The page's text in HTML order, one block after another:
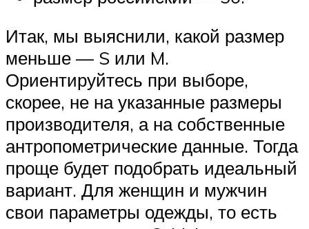
Итак, мы выяснили, какой размер
меньше — S или M.
Ориентируйтесь при выборе,
скорее, не на указанные размеры
производителя, а на собственные
антропометрические данные. Тогда
проще будет подобрать идеальный
вариант. Для женщин и мужчин
свои параметры одежды, то есть